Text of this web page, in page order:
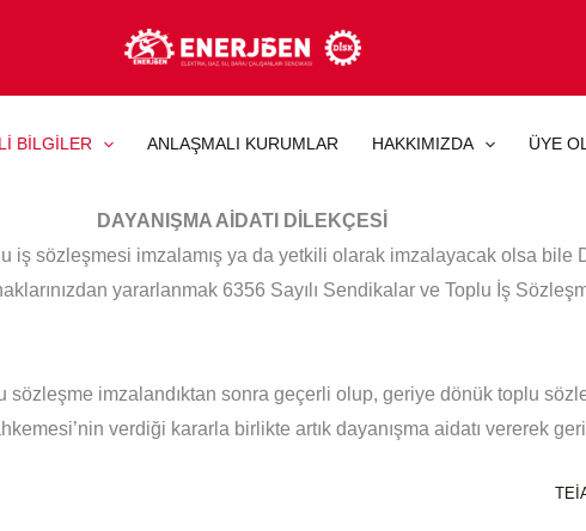
BİLGİLER ANLAŞMALI KURUMLAR HAKKIMIZDA ÜYE OL
DAYANIŞMA AİDATI DİLEKÇESİ
iş sözleşmesi imzalamış ya da yetkili olarak imzalayacak olsa bile
yararlanmak 6356 Sayılı Sendikalar ve Toplu İş
sözleşme imzalandıktan sonra geçerli olup, geriye dönük toplu
verdiği kararla birlikte artık dayanışma aidatı vererek